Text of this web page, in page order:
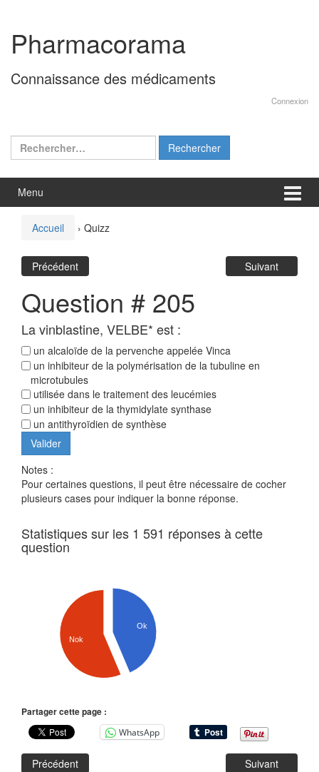
contenu
menu
principal
Pharmacorama
Connaissance des médicaments
Connexion
Rechercher :
Menu
Accueil › Quizz
Précédent Suivant
Question # 205
La vinblastine, VELBE* est :
un alcaloïde de la pervenche appelée Vinca
un inhibiteur de la polymérisation de la tubuline en
microtubules
utilisée dans le traitement des leucémies
un inhibiteur de la thymidylate synthase
un antithyroïdien de synthèse
Notes :
Pour certaines questions, il peut être nécessaire de cocher
plusieurs cases pour indiquer la bonne réponse.
Statistiques sur les 1 591 réponses à cette
question
Ok
Nok
Partager cette page :
WhatsApp
Précédent Suivant